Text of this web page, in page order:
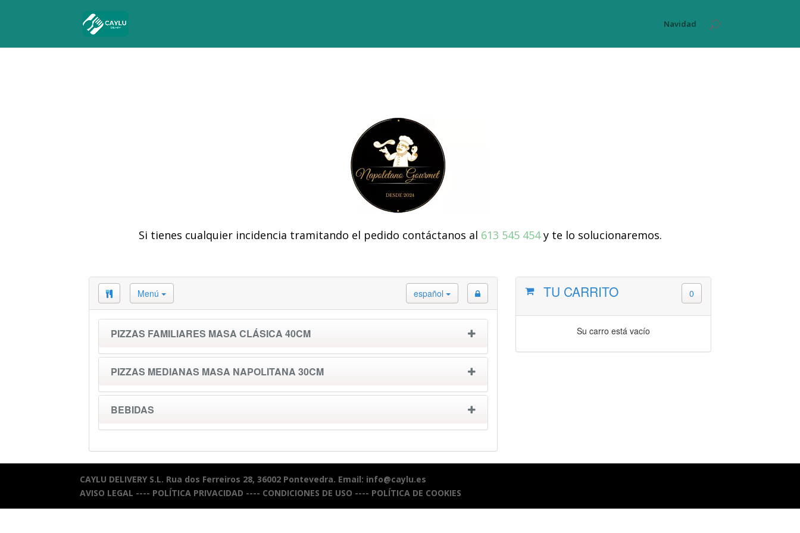
Navidad
Si tienes cualquier incidencia tramitando el pedido contáctanos al 613 545 454y te lo solucionaremos.
Menú español
PIZZAS FAMILIARES MASA CLÁSICA 40CM
PIZZAS MEDIANAS MASA NAPOLITANA 30CM
BEBIDAS
TU CARRITO 0
Su carro está vacío
CAYLU DELIVERY S.L. Rua dos Ferreiros 28, 36002 Pontevedra. Email: info@caylu.es
AVISO LEGAL ---- POLÍTICA PRIVACIDAD ---- CONDICIONES DE USO ---- POLÍTICA DE COOKIES